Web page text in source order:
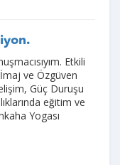
Etkili
ve Özgüven
Güç Duruşu
eğitim ve
Yogası